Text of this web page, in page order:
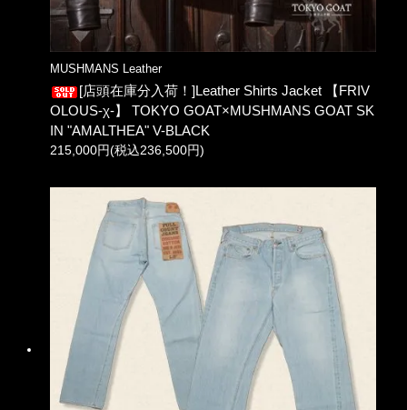
MUSHMANS Leather
[店頭在庫分入荷！]Leather Shirts Jacket 【FRIV
OLOUS-χ-】 TOKYO GOAT×MUSHMANS GOAT SK
IN "AMALTHEA" V-BLACK
215,000円(税込236,500円)